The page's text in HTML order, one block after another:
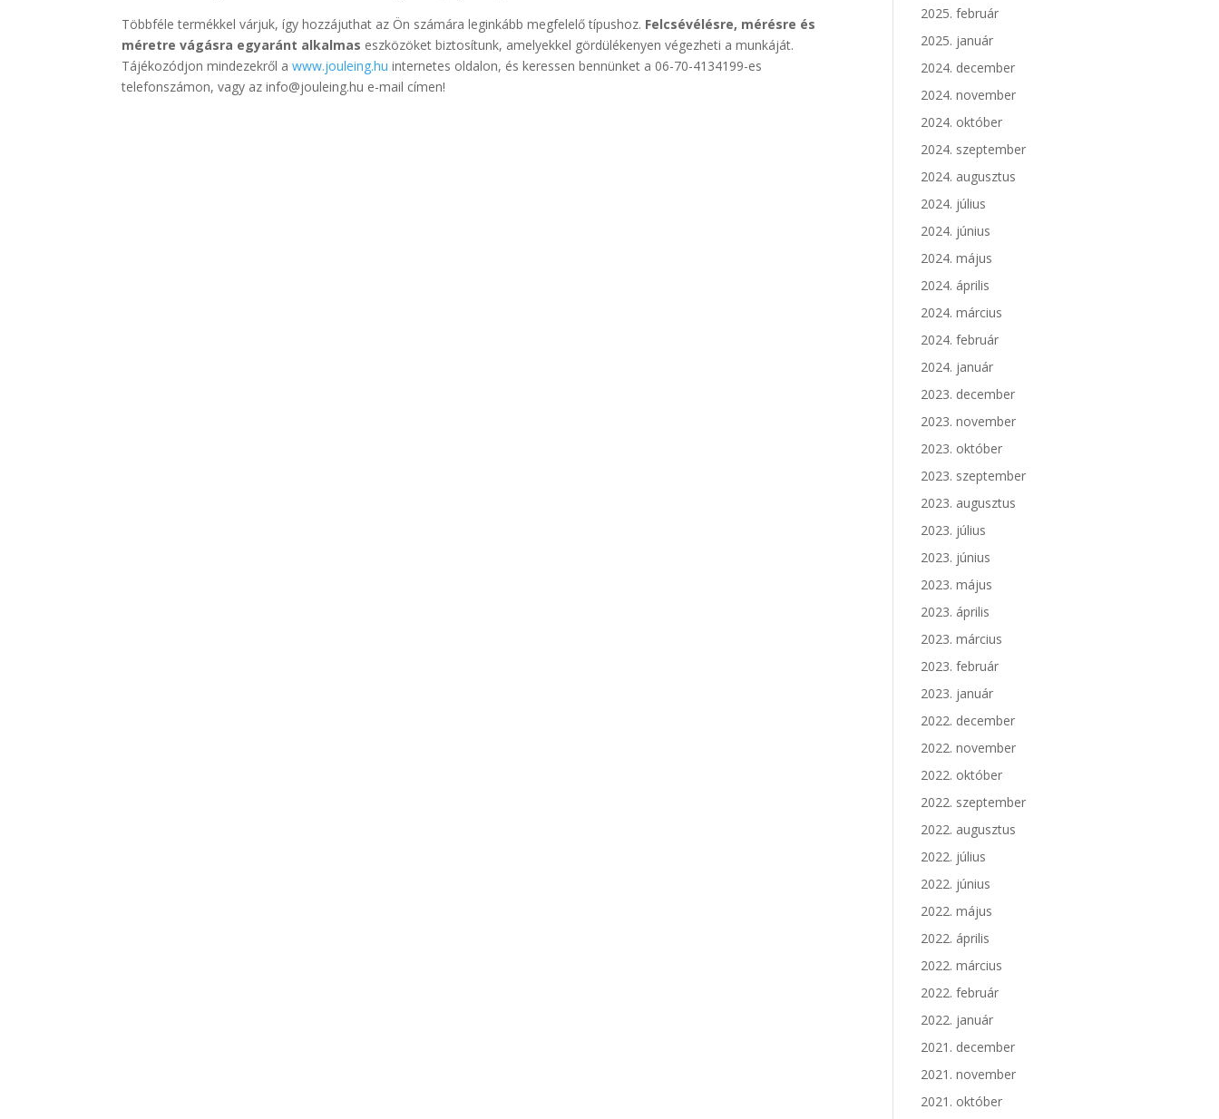
Többféle termékkel várjuk, így hozzájuthat az Ön számára leginkább megfelelő típushoz. Felcsévélésre, mérésre és
méretre vágásra egyaránt alkalmas eszközöket biztosítunk, amelyekkel gördülékenyen végezheti a munkáját.
Tájékozódjon mindezekről awww.jouleing.hu internetes oldalon, és keressen bennünket a 06-70-4134199-es
telefonszámon, vagy az info@jouleing.hu e-mail címen!
2025. február
2025. január
2024. december
2024. november
2024. október
2024. szeptember
2024. augusztus
2024. július
2024. június
2024. május
2024. április
2024. március
2024. február
2024. január
2023. december
2023. november
2023. október
2023. szeptember
2023. augusztus
2023. július
2023. június
2023. május
2023. április
2023. március
2023. február
2023. január
2022. december
2022. november
2022. október
2022. szeptember
2022. augusztus
2022. július
2022. június
2022. május
2022. április
2022. március
2022. február
2022. január
2021. december
2021. november
2021. október